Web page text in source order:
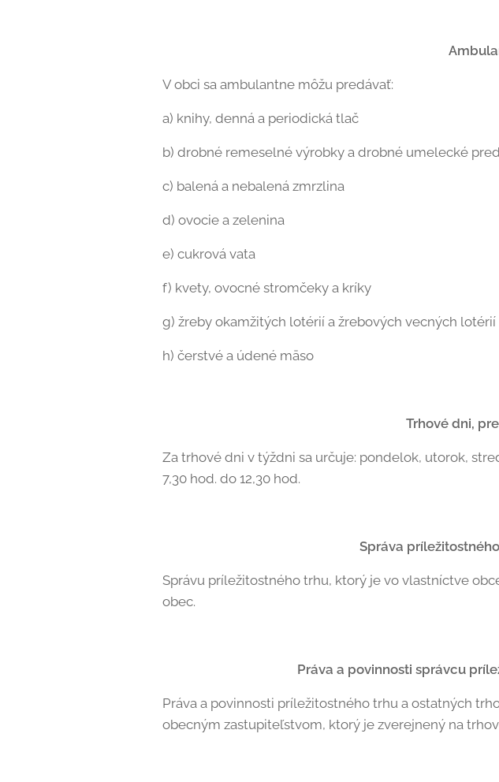
V obci sa ambulantne môžu predávať:
a) knihy, denná a periodická tlač
b) drobné remeselné výrobky a drobné umelecké
c) balená a nebalená zmrzlina
d) ovocie a zelenina
e) cukrová vata
f) kvety, ovocné stromčeky a kríky
g) žreby okamžitých lotérií a žrebových vecných lotérií
h) čerstvé a údené mäso
Trhové dni,
Za trhové dni v týždni sa určuje: pondelok, utorok,
7,30 hod. do 12,30 hod.
Správa
Správu príležitostného trhu, ktorý je vo vlastníctve
obec.
Práva a povinnosti správcu
Práva a povinnosti príležitostného trhu a ostatných
obecným zastupiteľstvom, ktorý je zverejnený na